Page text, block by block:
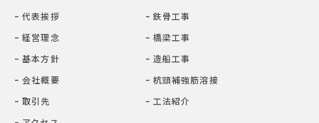
ｰ 代表挨拶
ｰ 経営理念
ｰ 基本⽅針
ｰ 会社概要
ｰ 取引先
ｰ 鉄⾻⼯事
ｰ 橋梁⼯事
ｰ 造船工事
ｰ 杭頭補強筋溶接
ｰ ⼯法紹介